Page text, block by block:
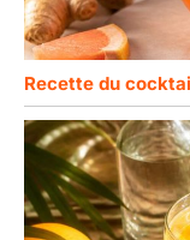
Recette du